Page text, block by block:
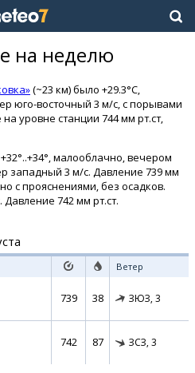
на неделю
(~23 км) было +29.3°C,
юго-восточный 3 м/с, с порывами
уровне станции 744 мм рт.ст,
малооблачно, вечером
западный 3 м/с. Давление 739 мм
с прояснениями, без осадков.
742 мм рт.ст.
Ветер
739 38 ЗЮЗ, 3
742 87 ЗСЗ, 3